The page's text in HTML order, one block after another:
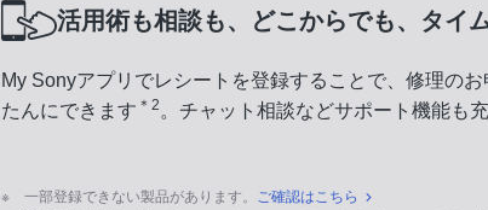
活用術も相談も、どこからでも、 タイ
My Sonyアプリでレシートを登録することで、修理の
たんにできます ＊2 。チャット相談などサポート機能も充
※ 一部登録できない製品があります。 ご確認はこちら